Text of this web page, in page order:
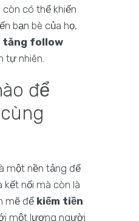
có thể khiến
bạn bè của họ,
tăng follow
tự nhiên.
để
một nền tảng để
kết nối mà còn là
mẽ để kiếm tiền
một lượng người